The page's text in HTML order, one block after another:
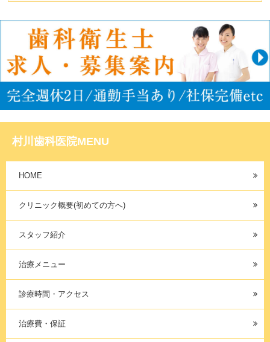
村川歯科医院MENU
HOME
クリニック概要(初めての方へ)
スタッフ紹介
治療メニュー
診療時間・アクセス
治療費・保証